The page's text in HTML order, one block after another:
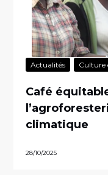
Actualités Culture
Café
climatique
28/10/2025